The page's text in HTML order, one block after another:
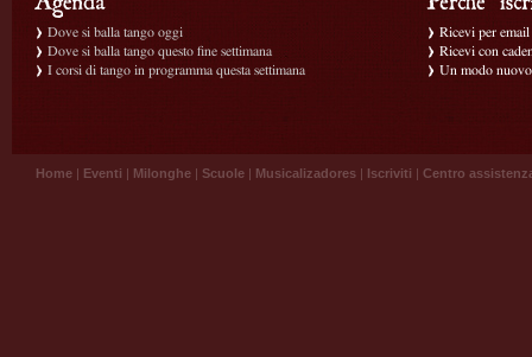
Dove si balla tango oggi
Dove si balla tango questo fine settimana
I corsi di tango in programma questa settimana
Ricevi per
Ricevi con
Un modo
Home | Eventi | Milonghe | Scuole | Musicalizadores | Iscriviti | Centro